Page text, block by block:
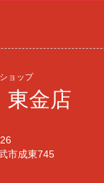
ョップ
東金店
市成東745